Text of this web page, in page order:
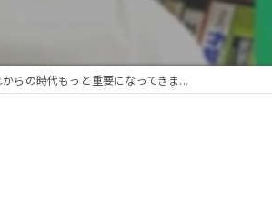
らの時代もっと重要になってきま...